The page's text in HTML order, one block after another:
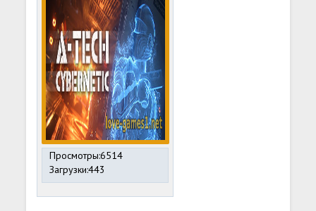
Просмотры:6514
Загрузки:443